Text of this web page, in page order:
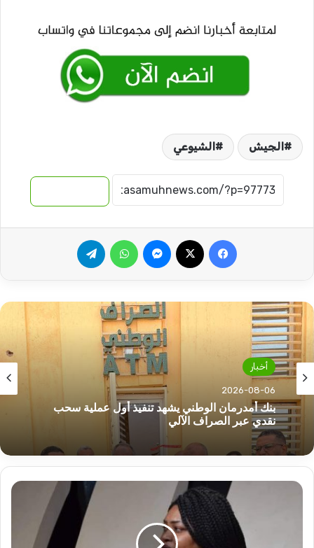
الجيش الشيوعي
فيسبوك ماسنجر واتساب
أخبار
2026-08-06
بنك أمدرمان الوطني يشهد تنفيذ أول عملية سحب
نقدي عبر الصراف الآلي
أبونا